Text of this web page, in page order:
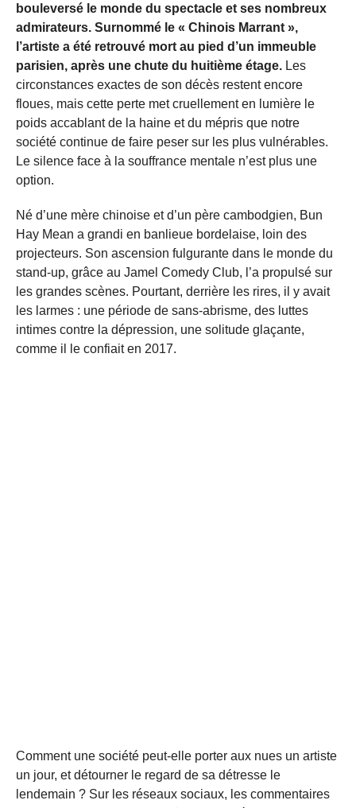
bouleversé le monde du spectacle et ses nombreux
admirateurs. Surnommé le « Chinois Marrant »,
l’artiste a été retrouvé mort au pied d’un immeuble
parisien, après une chute du huitième étage. Les
circonstances exactes de son décès restent encore
floues, mais cette perte met cruellement en lumière le
poids accablant de la haine et du mépris que notre
société continue de faire peser sur les plus vulnérables.
Le silence face à la souffrance mentale n’est plus une
option.
Né d’une mère chinoise et d’un père cambodgien, Bun
Hay Mean a grandi en banlieue bordelaise, loin des
projecteurs. Son ascension fulgurante dans le monde du
stand-up, grâce au Jamel Comedy Club, l’a propulsé sur
les grandes scènes. Pourtant, derrière les rires, il y avait
les larmes : une période de sans-abrisme, des luttes
intimes contre la dépression, une solitude glaçante,
comme il le confiait en 2017.
Comment une société peut-elle porter aux nues un artiste
un jour, et détourner le regard de sa détresse le
lendemain ? Sur les réseaux sociaux, les commentaires